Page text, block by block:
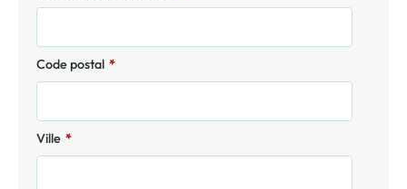
Code postal *
Ville *